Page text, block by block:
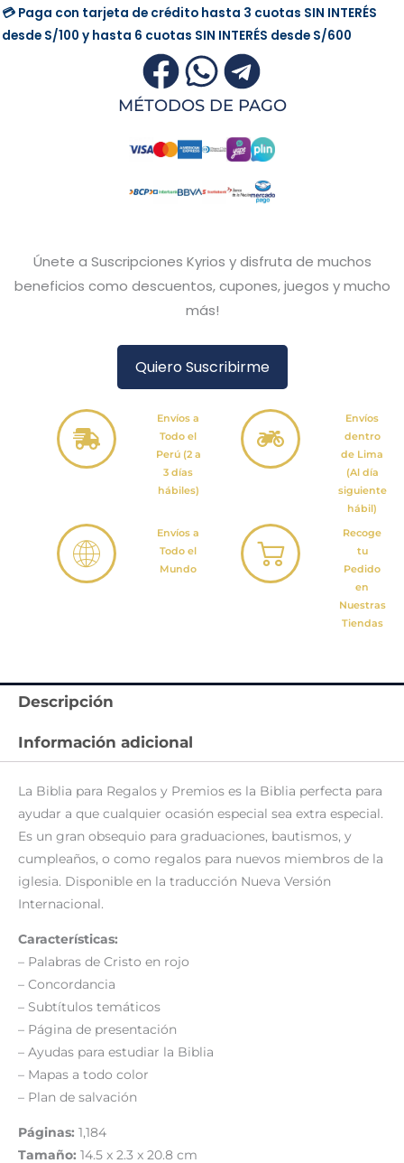
💳 Paga con tarjeta de crédito hasta 3 cuotas SIN INTERÉS
desde S/100 y hasta 6 cuotas SIN INTERÉS desde S/600
MÉTODOS DE PAGO
Únete a Suscripciones Kyrios y disfruta de muchos
beneficios como descuentos, cupones, juegos y mucho
más!
Quiero Suscribirme
Envíos a
Todo el
Perú (2 a
3 días
hábiles)
Envíos
dentro
de Lima
(Al día
siguiente
hábil)
Envíos a
Todo el
Mundo
Recoge
tu
Pedido
en
Nuestras
Tiendas
Descripción
Información adicional
La Biblia para Regalos y Premios es la Biblia perfecta para
ayudar a que cualquier ocasión especial sea extra especial.
Es un gran obsequio para graduaciones, bautismos, y
cumpleaños, o como regalos para nuevos miembros de la
iglesia. Disponible en la traducción Nueva Versión
Internacional.
Características:
– Palabras de Cristo en rojo
– Concordancia
– Subtítulos temáticos
– Página de presentación
– Ayudas para estudiar la Biblia
– Mapas a todo color
– Plan de salvación
Páginas: 1,184
Tamaño: 14.5 x 2.3 x 20.8 cm